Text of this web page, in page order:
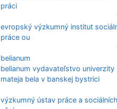
práci
evropský výzkumný institut
práce ou
belianum
belianum vydavateľstvo univerzity
mateja bela v banskej bystrici
výzkumný ústav práce a sociálních